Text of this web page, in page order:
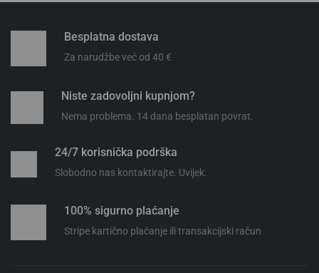
Besplatna dostava
Za narudžbe već od 40 €
Niste zadovoljni kupnjom?
Nema problema. 14 dana besplatan povrat.
24/7 korisnička podrška
Slobodno nas kontaktirajte. Uvijek.
100% sigurno plaćanje
Stripe kartično plaćanje ili transakcijski račun